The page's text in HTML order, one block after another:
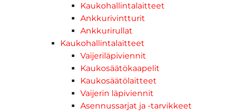
Kaukohallintalaitteet
Ankkurivintturit
Ankkurirullat
Kaukohallintalaitteet
Vaijeriläpiviennit
Kaukosäätökaapelit
Kaukosäätölaitteet
Vaijerin läpiviennit
Asennussarjat ja -tarvikkeet